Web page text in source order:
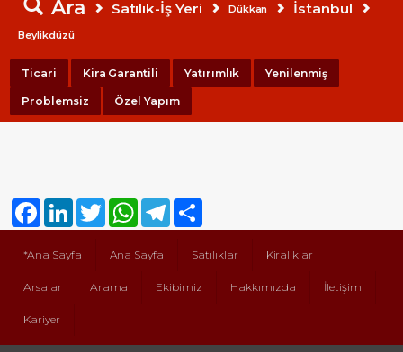
Ara Satılık-İş Yeri Dükkan İstanbul
Beylikdüzü
Ticari Kira Garantili Yatırımlık Yenilenmiş
Problemsiz Özel Yapım
*Ana Sayfa Ana Sayfa Satılıklar Kiralıklar
Arsalar Arama Ekibimiz Hakkımızda İletişim
Kariyer
FacebookLinkedInTwitter WhatsAppTelegram